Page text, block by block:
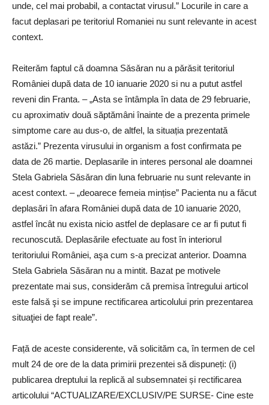
unde, cel mai probabil, a contactat virusul.” Locurile in care a
facut deplasari pe teritoriul Romaniei nu sunt relevante in acest
context.
Reiterǎm faptul cǎ doamna Sǎsǎran nu a pǎrǎsit teritoriul
României după data de 10 ianuarie 2020 si nu a putut astfel
reveni din Franta. – „Asta se întâmpla în data de 29 februarie,
cu aproximativ două săptămâni înainte de a prezenta primele
simptome care au dus-o, de altfel, la situația prezentată
astăzi.” Prezenta virusului in organism a fost confirmata pe
data de 26 martie. Deplasarile in interes personal ale doamnei
Stela Gabriela Sǎsǎran din luna februarie nu sunt relevante in
acest context. – „deoarece femeia mințise” Pacienta nu a fǎcut
deplasǎri în afara României după data de 10 ianuarie 2020,
astfel încât nu exista nicio astfel de deplasare ce ar fi putut fi
recunoscutǎ. Deplasǎrile efectuate au fost în interiorul
teritoriului României, aşa cum s-a precizat anterior. Doamna
Stela Gabriela Sǎsǎran nu a mintit. Bazat pe motivele
prezentate mai sus, considerǎm cǎ premisa întregului articol
este falsǎ şi se impune rectificarea articolului prin prezentarea
situaţiei de fapt reale”.
Față de aceste considerente, vă solicităm ca, în termen de cel
mult 24 de ore de la data primirii prezentei să dispuneți: (i)
publicarea dreptului la replică al subsemnatei și rectificarea
articolului “ACTUALIZARE/EXCLUSIV/PE SURSE- Cine este